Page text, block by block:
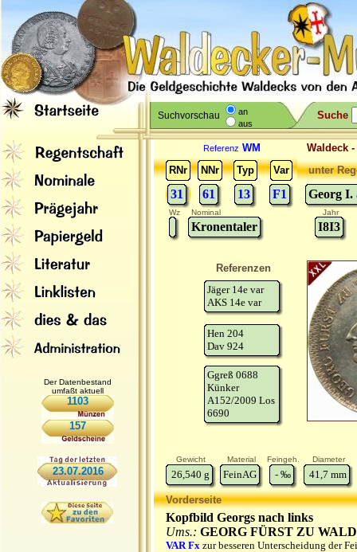
Suchvorschau
an
aus
Suche
Der Datenbestand
umfaßt aktuell
1103
157
23.07.2016
Referenz WM
RNr
NNr Typ Var
31 61 13 F1
unter
Georg I.
Wz Nominal Jahr
Kronentaler I8I3
Referenzen
Jäger 14e var
AKS 14e var
Hen 204
Dav 924
Ggreß 0688
Künker
A152/2009 Los
6690
Gewicht Material Feingeh. Diameter
26,540 g FeinAG - ‰ 41,7 mm
Vorderseite
Kopfbild Georgs nach links
Ums.: GEORG FÜRST ZU
VAR Fx zur besseren Unterscheidung der